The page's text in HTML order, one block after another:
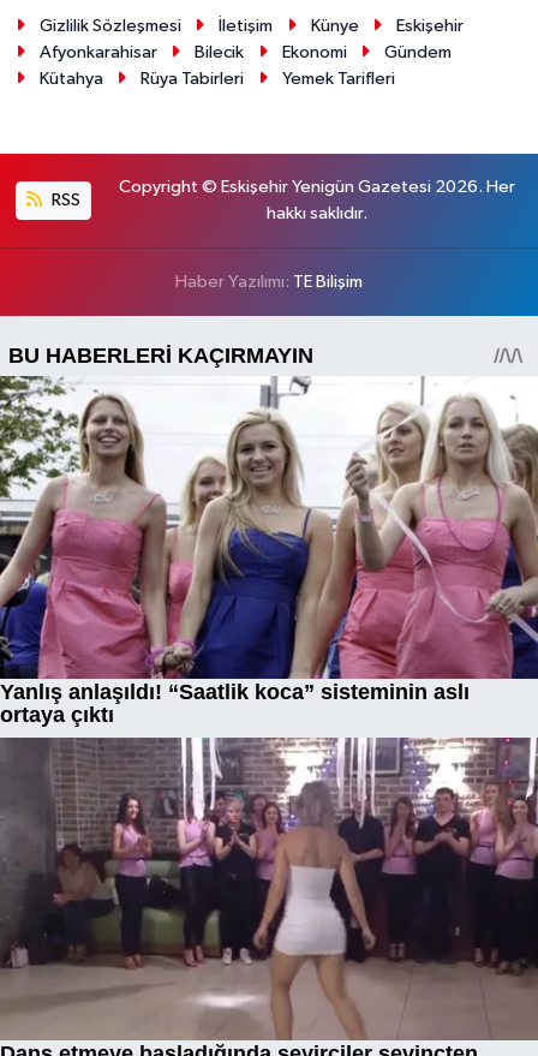
Gizlilik Sözleşmesi İletişim Künye
Eskişehir
Afyonkarahisar
Bilecik Ekonomi
Gündem
Kütahya
Rüya Tabirleri Yemek Tarifleri
RSS
Copyright © Eskişehir Yenigün Gazetesi 2026. Her
hakkı saklıdır.
Haber Yazılımı: TE Bilişim